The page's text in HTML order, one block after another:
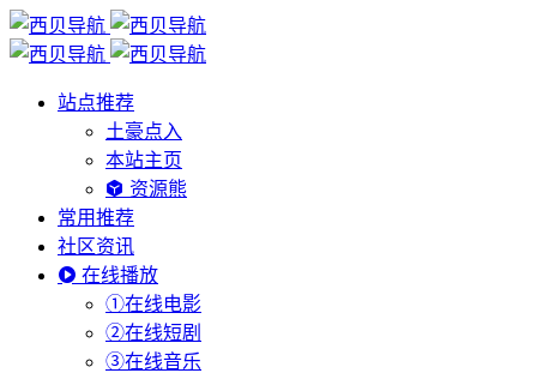
站点推荐
土豪点入
本站主页
资源熊
常用推荐
社区资讯
在线播放
①在线电影
②在线短剧
③在线音乐